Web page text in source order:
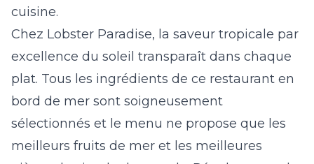
cuisine.
Chez Lobster Paradise, la saveur tropicale par
excellence du soleil transparaît dans chaque
plat. Tous les ingrédients de ce restaurant en
bord de mer sont soigneusement
sélectionnés et le menu ne propose que les
meilleurs fruits de mer et les meilleures